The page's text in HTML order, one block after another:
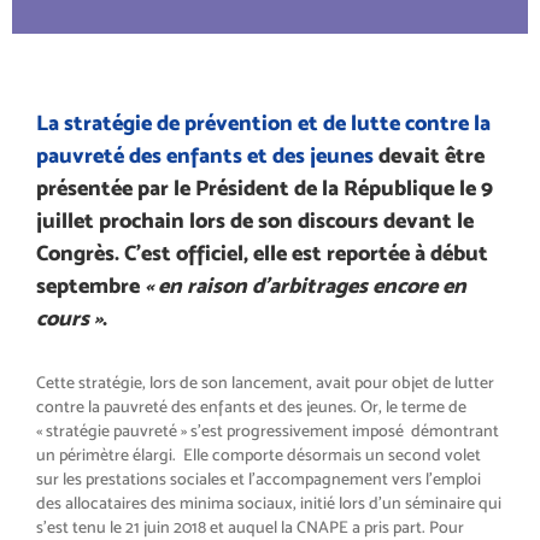
La stratégie de prévention et de lutte contre la
pauvreté des enfants et des jeunesdevait être
présentée par le Président de la République le 9
juillet prochain lors de son discours devant le
Congrès. C’est officiel, elle est reportée à début
septembre « en raison d’arbitrages encore en
cours ».
Cette stratégie, lors de son lancement, avait pour objet de lutter
contre la pauvreté des enfants et des jeunes. Or, le terme de
« stratégie pauvreté » s’est progressivement imposé démontrant
un périmètre élargi. Elle comporte désormais un second volet
sur les prestations sociales et l’accompagnement vers l’emploi
des allocataires des minima sociaux, initié lors d’un séminaire qui
s’est tenu le 21 juin 2018 et auquel la CNAPE a pris part. Pour